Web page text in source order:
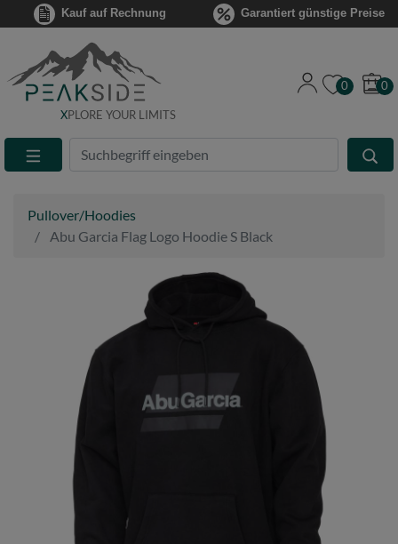
Kauf auf Rechnung Garantiert günstige Preise
XPLORE YOUR LIMITS
Suche
Eingabefeld
0 0
Pullover/Hoodies
Abu Garcia Flag Logo Hoodie S Black